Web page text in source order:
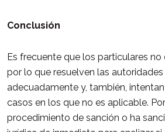
Conclusión
Es frecuente que los particulares
por lo que resuelven las
adecuadamente y, también,
casos en los que no es aplicable.
procedimiento de sanción o ha